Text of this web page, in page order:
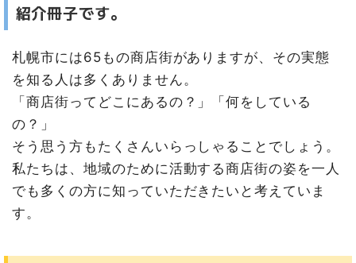
紹介冊子です。
札幌市には65もの商店街がありますが、その実態
を知る人は多くありません。
「商店街ってどこにあるの？」「何をしている
の？」
そう思う方もたくさんいらっしゃることでしょう。
私たちは、地域のために活動する商店街の姿を一人
でも多くの方に知っていただきたいと考えていま
す。